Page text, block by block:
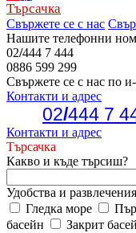
Търсачка
Свържете се с нас
Нашите телефонни
02/444 7 444
0886 599 299
Свържете се с нас по
Контакти и адрес
02/444 7
Контакти и адрес
Търсачка
Какво и къде търсиш?
Удобства и развлечения
Гледка море
басейн
Закрит